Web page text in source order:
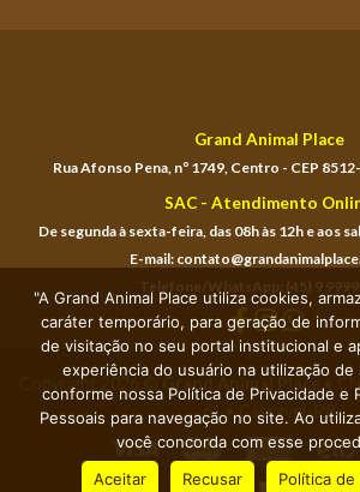
Grand Animal Place
Rua Afonso Pena, nº 1749, Centro - CEP
SAC - Atendimento
De segunda à sexta-feira, das 08h às 12h e aos
E-mail:
Telefone/WhatsApp: (45) 9
Copyright 2026 © Grand Animal Place
•
61 • Cascavel-PR
"A Grand Animal Place utiliza cookies,
caráter temporário, para geração de
de visitação no seu portal institucional e
experiência do usuário na utilização de
conforme nossa Política de Privacidade e
Pessoais para navegação no site. Ao
você concorda com esse
Aceitar
Recusar Política de